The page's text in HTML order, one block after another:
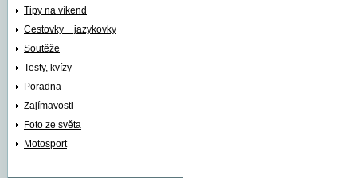
Tipy na víkend
Cestovky + jazykovky
Soutěže
Testy, kvízy
Poradna
Zajímavosti
Foto ze světa
Motosport